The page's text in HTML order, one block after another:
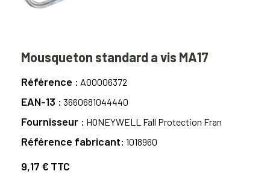
Mousqueton standard a vis MA17
Référence A00006372
EAN-13 3660681044440
Fournisseur HONEYWELL Fall Protection Fran
Référence fabricant 1018960
9,17 € TTC